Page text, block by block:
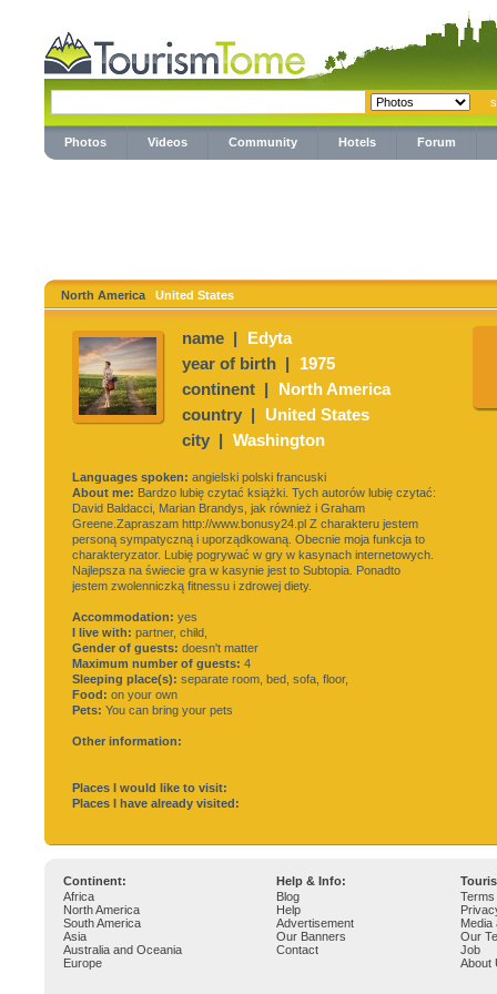
Photos Videos Community Hotels Forum
North America United States
name |
Edyta
year of birth |
1975
continent |
North America
country |
United States
city | Washington
Languages spoken: angielski polski francuski
About me: Bardzo lubię czytać książki. Tych autorów lubię czytać:
David Baldacci, Marian Brandys, jak również i Graham
Greene.Zapraszam http://www.bonusy24.pl Z charakteru jestem
personą sympatyczną i uporządkowaną. Obecnie moja funkcja to
charakteryzator. Lubię pogrywać w gry w kasynach internetowych.
Najlepsza na świecie gra w kasynie jest to Subtopia. Ponadto
jestem zwolenniczką fitnessu i zdrowej diety.
Accommodation: yes
I live with: partner, child,
Gender of guests: doesn't matter
Maximum number of guests: 4
Sleeping place(s): separate room, bed, sofa, floor,
Food: on your own
Pets: You can bring your pets
Other information:
Places I would like to visit:
Places I have already visited:
Continent: Help & Info:
Africa
North America
South America
Asia
Australia and Oceania
Europe
Blog
Help
Advertisement
Our Banners
Contact
Media
Our
Job
About